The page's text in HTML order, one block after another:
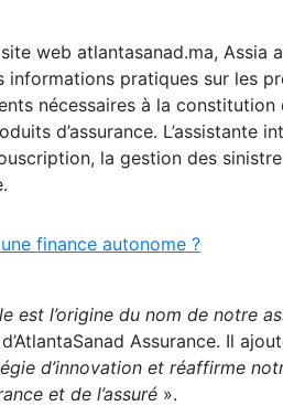
web atlantasanad.ma, Assia
informations pratiques sur les
nécessaires à la constitution
d’assurance. L’assistante
la gestion des
finance autonome ?
est l’origine du nom de notre
Assurance. Il
d’innovation et réaffirme
et de l’assuré».